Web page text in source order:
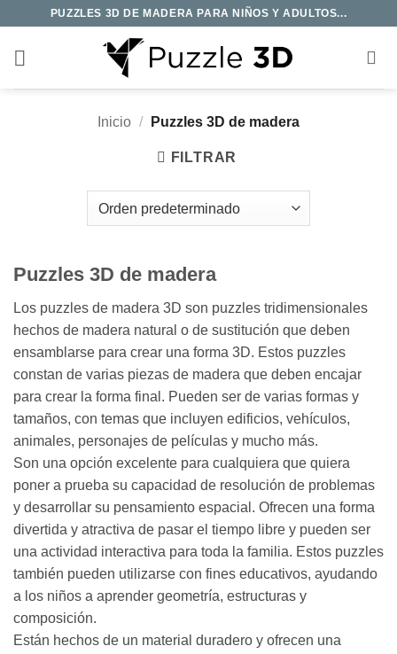
contenido
PUZZLES 3D DE MADERA PARA NIÑOS Y ADULTOS...
Inicio / Puzzles 3D de madera
FILTRAR
Puzzles 3D de madera
Los puzzles de madera 3D son puzzles tridimensionales
hechos de madera natural o de sustitución que deben
ensamblarse para crear una forma 3D. Estos puzzles
constan de varias piezas de madera que deben encajar
para crear la forma final. Pueden ser de varias formas y
tamaños, con temas que incluyen edificios, vehículos,
animales, personajes de películas y mucho más.
Son una opción excelente para cualquiera que quiera
poner a prueba su capacidad de resolución de problemas
y desarrollar su pensamiento espacial. Ofrecen una forma
divertida y atractiva de pasar el tiempo libre y pueden ser
una actividad interactiva para toda la familia. Estos puzzles
también pueden utilizarse con fines educativos, ayudando
a los niños a aprender geometría, estructuras y
composición.
Están hechos de un material duradero y ofrecen una